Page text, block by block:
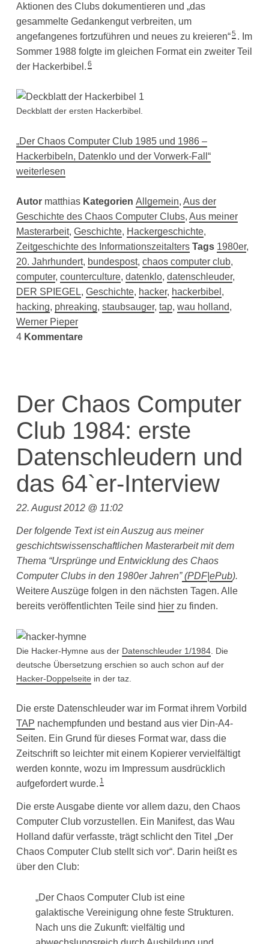
Aktionen des Clubs dokumentieren und „das
gesammelte Gedankengut verbreiten, um
angefangenes fortzuführen und neues zu kreieren“5 . Im
Sommer 1988 folgte im gleichen Format ein zweiter Teil
der Hackerbibel. 6
Deckblatt der ersten Hackerbibel.
„Der Chaos Computer Club 1985 und 1986 –
Hackerbibeln, Datenklo und der Vorwerk-Fall“
weiterlesen
Autor matthias Kategorien Allgemein, Aus der
Geschichte des Chaos Computer Clubs, Aus meiner
Masterarbeit, Geschichte, Hackergeschichte,
Zeitgeschichte des Informationszeitalters Tags 1980er,
20. Jahrhundert, bundespost, chaos computer club,
computer, counterculture, datenklo, datenschleuder,
DER SPIEGEL, Geschichte, hacker, hackerbibel ,
hacking, phreaking, staubsauger, tap, wau holland,
Werner Pieper
4Kommentare
Der Chaos Computer
Club 1984: erste
Datenschleudern und
das 64`er-Interview
22. August 2012 @ 11:02
Der folgende Text ist ein Auszug aus meiner
geschichtswissenschaftlichen Masterarbeit mit dem
Thema “Ursprünge und Entwicklung des Chaos
Computer Clubs in den 1980er Jahren” (PDF|ePub).
Weitere Auszüge folgen in den nächsten Tagen. Alle
bereits veröffentlichten Teile sind hierzu finden.
Die Hacker-Hymne aus der Datenschleuder 1/1984. Die
deutsche Übersetzung erschien so auch schon auf der
Hacker-Doppelseite in der taz.
Die erste Datenschleuder war im Format ihrem Vorbild
TAP nachempfunden und bestand aus vier Din-A4-
Seiten. Ein Grund für dieses Format war, dass die
Zeitschrift so leichter mit einem Kopierer vervielfältigt
werden konnte, wozu im Impressum ausdrücklich
aufgefordert wurde. 1
Die erste Ausgabe diente vor allem dazu, den Chaos
Computer Club vorzustellen. Ein Manifest, das Wau
Holland dafür verfasste, trägt schlicht den Titel „Der
Chaos Computer Club stellt sich vor“. Darin heißt es
über den Club:
„Der Chaos Computer Club ist eine
galaktische Vereinigung ohne feste Strukturen.
Nach uns die Zukunft: vielfältig und